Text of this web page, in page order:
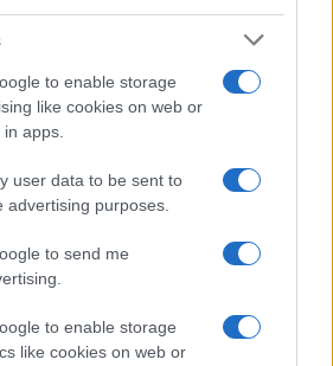
to enable storage
like cookies on web or
apps.
user data to be sent to
advertising purposes.
to send me
to enable storage
like cookies on web or
03338800984 Pubblicità